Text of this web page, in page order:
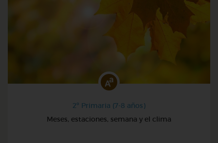
2º Primaria (7-8 años)
Meses, estaciones, semana y el clima